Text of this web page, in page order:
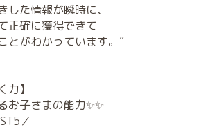
した情報が瞬時に、
正確に獲得できて
とがわかっています。”
力】
お子さまの能力✨✨
／